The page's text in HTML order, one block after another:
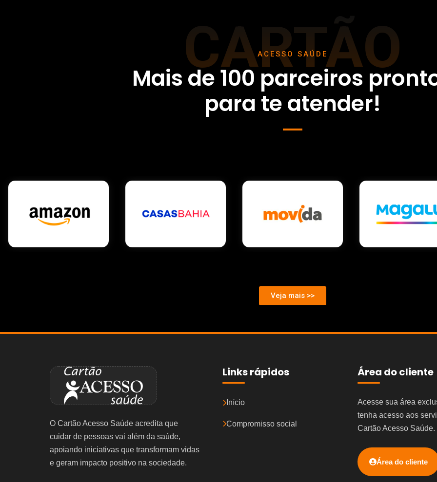
CARTÃO
ACESSO SAÚDE
Mais de 100 parceiros
para te atender!
Veja mais >>
O Cartão Acesso Saúde acredita que
cuidar de pessoas vai além da saúde,
apoiando iniciativas que transformam vidas
e geram impacto positivo na sociedade.
Links rápidos
Início
Compromisso social
Área do cliente
Acesse sua área
tenha acesso aos
Cartão Acesso Saúde.
Área do cliente